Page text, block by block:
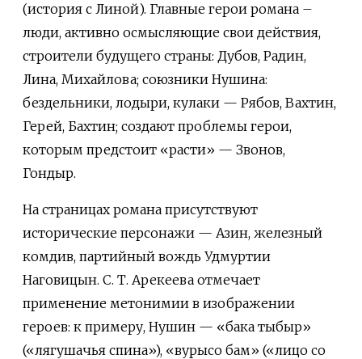
(история с Линой). Главные герои романа –
люди, активно осмысляющие свои действия,
строители будущего страны: Дубов, Радин,
Лина, Михайлова; союзники Нушина:
бездельники, лодыри, кулаки — Рябов, Вахтин,
Герей, Бахтин; создают проблемы герои,
которым предстоит «расти» — Звонов,
Гондыр.
На страницах романа присутствуют
исторические персонажи — Азин, железный
комдив, партийный вождь Удмуртии
Наговицын. С. Т. Арекеева отмечает
применение метонимии в изображении
героев: к примеру, Нушин — «бака тыбыр»
(«лягушачья спина»), «вурысо бам» («лицо со